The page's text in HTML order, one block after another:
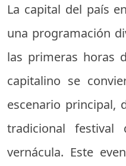
La capital del país
una programación
las primeras horas
capitalino se
escenario principal,
tradicional festival
vernácula. Este